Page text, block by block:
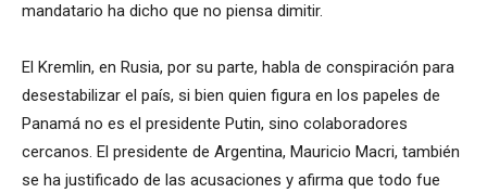
mandatario ha dicho que no piensa dimitir.
El Kremlin, en Rusia, por su parte, habla de conspiración para
desestabilizar el país, si bien quien figura en los papeles de
Panamá no es el presidente Putin, sino colaboradores
cercanos. El presidente de Argentina, Mauricio Macri, también
se ha justificado de las acusaciones y afirma que todo fue